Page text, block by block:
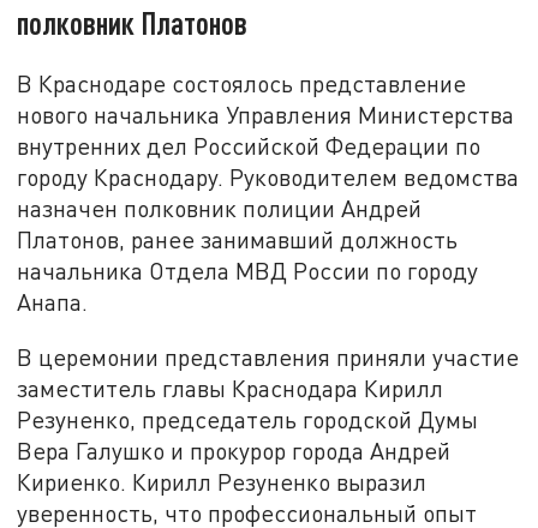
полковник Платонов
В Краснодаре состоялось представление
нового начальника Управления Министерства
внутренних дел Российской Федерации по
городу Краснодару. Руководителем ведомства
назначен полковник полиции Андрей
Платонов, ранее занимавший должность
начальника Отдела МВД России по городу
Анапа.
В церемонии представления приняли участие
заместитель главы Краснодара Кирилл
Резуненко, председатель городской Думы
Вера Галушко и прокурор города Андрей
Кириенко. Кирилл Резуненко выразил
уверенность, что профессиональный опыт